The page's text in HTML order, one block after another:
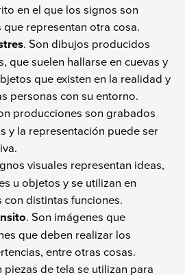
en el que los signos son
representan otra cosa.
. Son dibujos producidos
que suelen hallarse en cuevas y
que existen en la realidad y
personas con su entorno.
producciones son grabados
y la representación puede ser
visuales representan ideas,
u objetos y se utilizan en
distintas funciones.
. Son imágenes que
que deben realizar los
entre otras cosas.
piezas de tela se utilizan para